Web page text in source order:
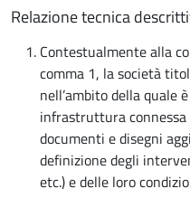
Relazione tecnica
Contestualmente alla
comma 1, la società
nell’ambito della quale
infrastruttura
documenti e disegni
definizione degli
etc.) e delle loro